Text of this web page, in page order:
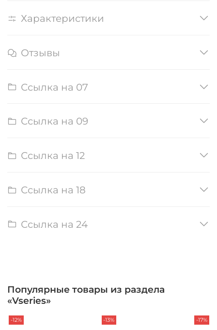
Характеристики
Отзывы
Ссылка на 07
Ссылка на 09
Ссылка на 12
Ссылка на 18
Ссылка на 24
Популярные товары из раздела
«Vseries»
-12% -13% -17%